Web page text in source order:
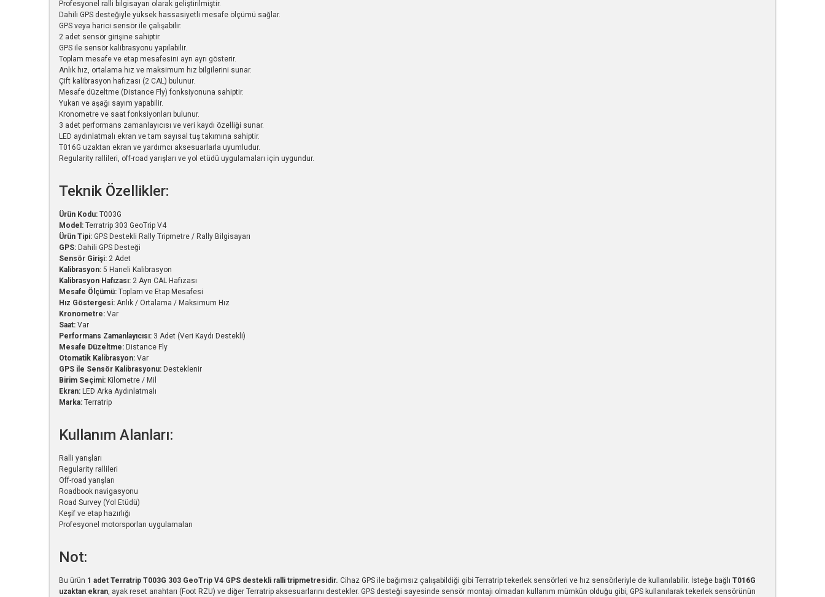
Profesyonel ralli bilgisayarı olarak geliştirilmiştir.
Dahili GPS desteğiyle yüksek hassasiyetli mesafe ölçümü sağlar.
GPS veya harici sensör ile çalışabilir.
2 adet sensör girişine sahiptir.
GPS ile sensör kalibrasyonu yapılabilir.
Toplam mesafe ve etap mesafesini ayrı ayrı gösterir.
Anlık hız, ortalama hız ve maksimum hız bilgilerini sunar.
Çift kalibrasyon hafızası (2 CAL) bulunur.
Mesafe düzeltme (Distance Fly) fonksiyonuna sahiptir.
Yukarı ve aşağı sayım yapabilir.
Kronometre ve saat fonksiyonları bulunur.
3 adet performans zamanlayıcısı ve veri kaydı özelliği sunar.
LED aydınlatmalı ekran ve tam sayısal tuş takımına sahiptir.
T016G uzaktan ekran ve yardımcı aksesuarlarla uyumludur.
Regularity rallileri, off-road yarışları ve yol etüdü uygulamaları için uygundur.
Teknik Özellikler:
Ürün Kodu: T003G
Model: Terratrip 303 GeoTrip V4
Ürün Tipi: GPS Destekli Rally Tripmetre / Rally Bilgisayarı
GPS: Dahili GPS Desteği
Sensör Girişi: 2 Adet
Kalibrasyon: 5 Haneli Kalibrasyon
Kalibrasyon Hafızası: 2 Ayrı CAL Hafızası
Mesafe Ölçümü: Toplam ve Etap Mesafesi
Hız Göstergesi: Anlık / Ortalama / Maksimum Hız
Kronometre: Var
Saat: Var
Performans Zamanlayıcısı: 3 Adet (Veri Kaydı Destekli)
Mesafe Düzeltme: Distance Fly
Otomatik Kalibrasyon: Var
GPS ile Sensör Kalibrasyonu: Desteklenir
Birim Seçimi: Kilometre / Mil
Ekran: LED Arka Aydınlatmalı
Marka: Terratrip
Kullanım Alanları:
Ralli yarışları
Regularity rallileri
Off-road yarışları
Roadbook navigasyonu
Road Survey (Yol Etüdü)
Keşif ve etap hazırlığı
Profesyonel motorsporları uygulamaları
Not:
Bu ürün 1 adet Terratrip T003G 303 GeoTrip V4 GPS destekli ralli tripmetresidir. Cihaz GPS ile bağımsız çalışabildiği gibi Terratrip tekerlek sensörleri ve hız sensörleriyle de kullanılabilir. İsteğe bağlı T016G
uzaktan ekran, ayak reset anahtarı (Foot RZU) ve diğer Terratrip aksesuarlarını destekler. GPS desteği sayesinde sensör montajı olmadan kullanım mümkün olduğu gibi, GPS kullanılarak tekerlek sensörünün